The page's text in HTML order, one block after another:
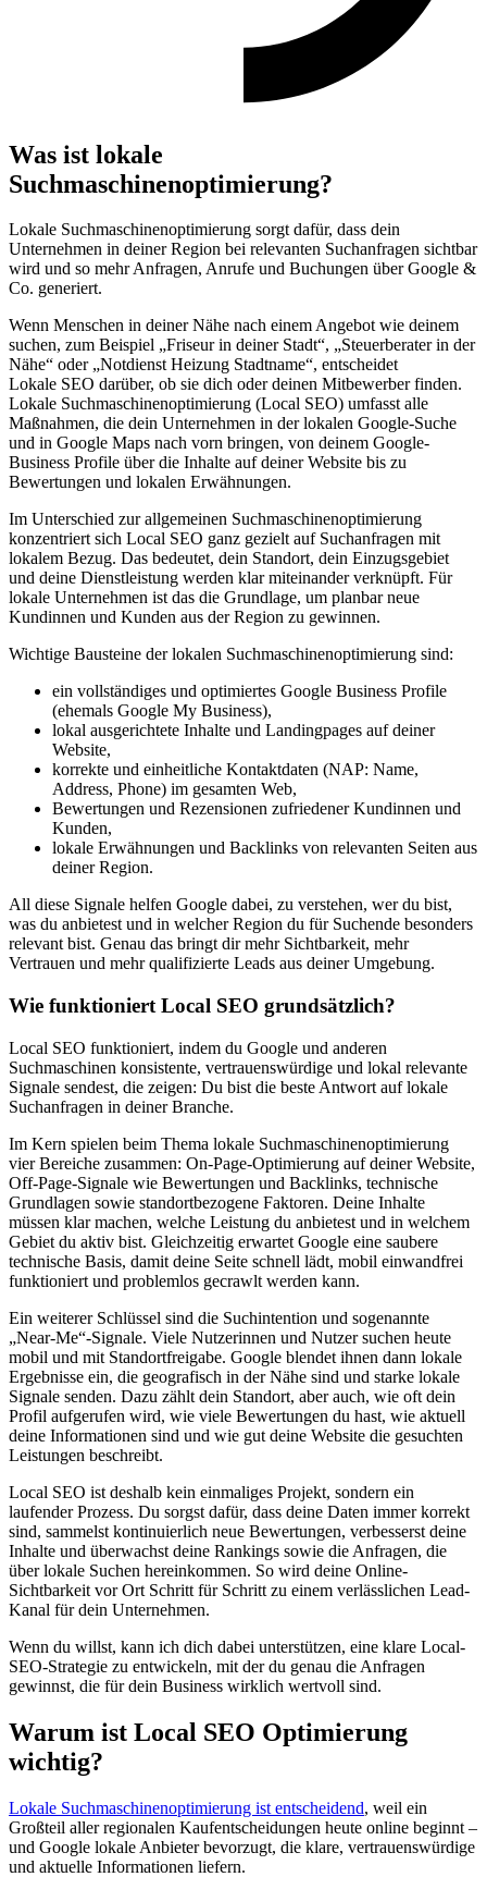
Was ist lokale
Suchmaschinenoptimierung?
Lokale Suchmaschinenoptimierung sorgt dafür, dass dein
Unternehmen in deiner Region bei relevanten Suchanfragen sichtbar
wird und so mehr Anfragen, Anrufe und Buchungen über Google &
Co. generiert.
Wenn Menschen in deiner Nähe nach einem Angebot wie deinem
suchen, zum Beispiel „Friseur in deiner Stadt“, „Steuerberater in der
Nähe“ oder „Notdienst Heizung Stadtname“, entscheidet
Lokale SEO darüber, ob sie dich oder deinen Mitbewerber finden.
Lokale Suchmaschinenoptimierung (Local SEO) umfasst alle
Maßnahmen, die dein Unternehmen in der lokalen Google-Suche
und in Google Maps nach vorn bringen, von deinem Google-
Business Profile über die Inhalte auf deiner Website bis zu
Bewertungen und lokalen Erwähnungen.
Im Unterschied zur allgemeinen Suchmaschinenoptimierung
konzentriert sich Local SEO ganz gezielt auf Suchanfragen mit
lokalem Bezug. Das bedeutet, dein Standort, dein Einzugsgebiet
und deine Dienstleistung werden klar miteinander verknüpft. Für
lokale Unternehmen ist das die Grundlage, um planbar neue
Kundinnen und Kunden aus der Region zu gewinnen.
Wichtige Bausteine der lokalen Suchmaschinenoptimierung sind:
ein vollständiges und optimiertes Google Business Profile
(ehemals Google My Business),
lokal ausgerichtete Inhalte und Landingpages auf deiner
Website,
korrekte und einheitliche Kontaktdaten (NAP: Name,
Address, Phone) im gesamten Web,
Bewertungen und Rezensionen zufriedener Kundinnen und
Kunden,
lokale Erwähnungen und Backlinks von relevanten Seiten aus
deiner Region.
All diese Signale helfen Google dabei, zu verstehen, wer du bist,
was du anbietest und in welcher Region du für Suchende besonders
relevant bist. Genau das bringt dir mehr Sichtbarkeit, mehr
Vertrauen und mehr qualifizierte Leads aus deiner Umgebung.
Wie funktioniert Local SEO grundsätzlich?
Local SEO funktioniert, indem du Google und anderen
Suchmaschinen konsistente, vertrauenswürdige und lokal relevante
Signale sendest, die zeigen: Du bist die beste Antwort auf lokale
Suchanfragen in deiner Branche.
Im Kern spielen beim Thema lokale Suchmaschinenoptimierung
vier Bereiche zusammen: On-Page-Optimierung auf deiner Website,
Off-Page-Signale wie Bewertungen und Backlinks, technische
Grundlagen sowie standortbezogene Faktoren. Deine Inhalte
müssen klar machen, welche Leistung du anbietest und in welchem
Gebiet du aktiv bist. Gleichzeitig erwartet Google eine saubere
technische Basis, damit deine Seite schnell lädt, mobil einwandfrei
funktioniert und problemlos gecrawlt werden kann.
Ein weiterer Schlüssel sind die Suchintention und sogenannte
„Near-Me“-Signale. Viele Nutzerinnen und Nutzer suchen heute
mobil und mit Standortfreigabe. Google blendet ihnen dann lokale
Ergebnisse ein, die geografisch in der Nähe sind und starke lokale
Signale senden. Dazu zählt dein Standort, aber auch, wie oft dein
Profil aufgerufen wird, wie viele Bewertungen du hast, wie aktuell
deine Informationen sind und wie gut deine Website die gesuchten
Leistungen beschreibt.
Local SEO ist deshalb kein einmaliges Projekt, sondern ein
laufender Prozess. Du sorgst dafür, dass deine Daten immer korrekt
sind, sammelst kontinuierlich neue Bewertungen, verbesserst deine
Inhalte und überwachst deine Rankings sowie die Anfragen, die
über lokale Suchen hereinkommen. So wird deine Online-
Sichtbarkeit vor Ort Schritt für Schritt zu einem verlässlichen Lead-
Kanal für dein Unternehmen.
Wenn du willst, kann ich dich dabei unterstützen, eine klare Local-
SEO-Strategie zu entwickeln, mit der du genau die Anfragen
gewinnst, die für dein Business wirklich wertvoll sind.
Warum ist Local SEO Optimierung
wichtig?
Lokale Suchmaschinenoptimierung ist entscheidend, weil ein
Großteil aller regionalen Kaufentscheidungen heute online beginnt –
und Google lokale Anbieter bevorzugt, die klare, vertrauenswürdige
und aktuelle Informationen liefern.